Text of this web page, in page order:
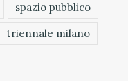
spazio pubblico
triennale milano